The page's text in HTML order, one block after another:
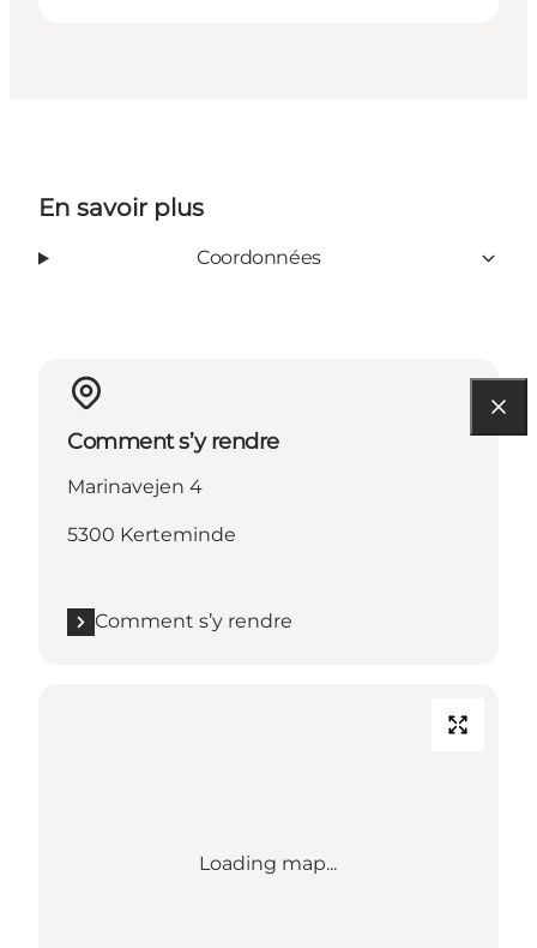
En savoir plus
Coordonnées
Comment s’y rendre
Marinavejen 4
5300 Kerteminde
Comment s’y rendre
Loading map...